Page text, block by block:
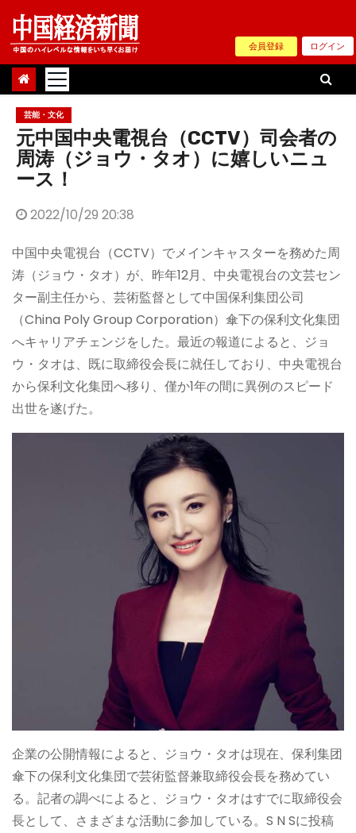
Skip
content
会員登録 ログイン
芸能・文化
元中国中央電視台（CCTV）司会者の
周涛（ジョウ・タオ）に嬉しいニュ
ース！
2022/10/29 20:38
中国中央電視台（CCTV）でメインキャスターを務めた周
涛（ジョウ・タオ）が、昨年12月、中央電視台の文芸セン
ター副主任から、芸術監督として中国保利集団公司
（China Poly Group Corporation）傘下の保利文化集団
へキャリアチェンジをした。最近の報道によると、ジョ
ウ・タオは、既に取締役会長に就任しており、中央電視台
から保利文化集団へ移り、僅か1年の間に異例のスピード
出世を遂げた。
企業の公開情報によると、ジョウ・タオは現在、保利集团
傘下の保利文化集団で芸術監督兼取締役会長を務めてい
る。記者の調べによると、ジョウ・タオはすでに取締役会
長として、さまざまな活動に参加している。S N Sに投稿